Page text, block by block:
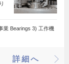
業 Bearings 3) 工作機
詳細へ